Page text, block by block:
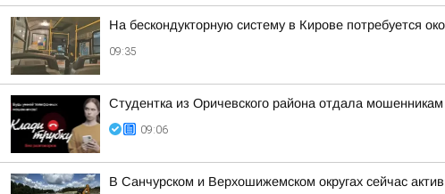
На бескондукторную систему в Кирове потребуется
09:35
Студентка из Оричевского района отдала
09:06
В Санчурском и Верхошижемском округах сейчас